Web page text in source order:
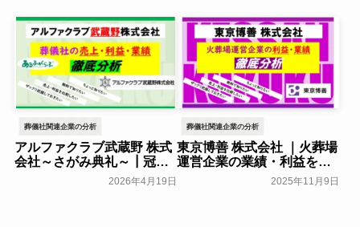
葬儀社関連企業の分析
アルファクラブ武蔵野 株式
会社～さがみ典礼～┃冠婚
葬祭互助会の業績・利益を
2026年4月19日
葬儀社関連企業の分析
東京博善 株式会社 ｜火葬場
運営企業の業績・利益をま
葬研会員限定2025年11月9日